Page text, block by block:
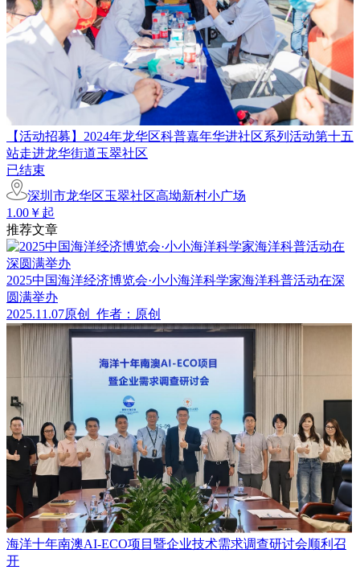
【活动招募】2024年龙华区科普嘉年华进社区系列活动第十五
站走进龙华街道玉翠社区
已结束
深圳市龙华区玉翠社区高坳新村小广场
1.00￥起
推荐文章
2025中国海洋经济博览会·小小海洋科学家海洋科普活动在深
圆满举办
2025.11.07原创 作者：原创
海洋十年南澳AI-ECO项目暨企业技术需求调查研讨会顺利召
开